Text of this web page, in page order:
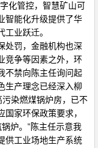
化管控，智慧矿山可
智能化升级提供了华
业跃迁。
处罚，金融机构也深
竞争等因素之外，环
不禁向陈主任询问起
生产理念已经深入柳
染燃煤锅炉房，已不
家环保政策要求，
炉。”陈主任示意我
供工业场地生产系统